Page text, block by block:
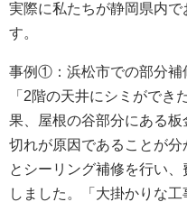
実際に私たちが静岡県内
す。
事例①：浜松市での部分補
「2階の天井にシミができ
果、屋根の谷部分にある
切れが原因であることが
とシーリング補修を行い
しました。「大掛かりな